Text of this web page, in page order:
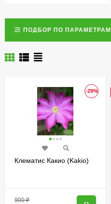
ПОДБОР ПО ПАРАМЕТРАМ
-29%
Клематис Какио (Kakio)
900₽